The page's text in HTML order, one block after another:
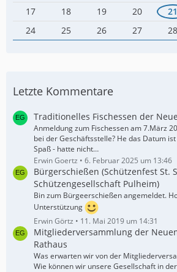
17
18 19 20 21
24
25 26 27 28
Letzte Kommentare
Traditionelles Fischessen der
Anmeldung zum Fischessen am 7.März
bei der Geschäftsstelle? He das Datum
Spaß - hatte nicht…
Erwin Goertz
6. Februar 2025 um 13:46
Bürgerschießen (Schützenfest St.
Schützengesellschaft Pulheim)
Bin zum Bürgeerschießen angemeldet.
Unterstützung
Erwin Görtz
11. Mai 2019 um 14:31
Mitgliederversammlung der
Rathaus
Was erwarten wir von der
Wie können wir unsere Gesellschaft in